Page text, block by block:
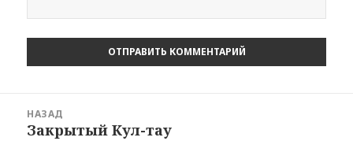
НАЗАД
Предыдущая
Закрытый Кул-тау